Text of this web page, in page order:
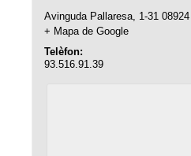
Avinguda Pallaresa, 1-31 08924
+ Mapa de Google
Telèfon:
93.516.91.39